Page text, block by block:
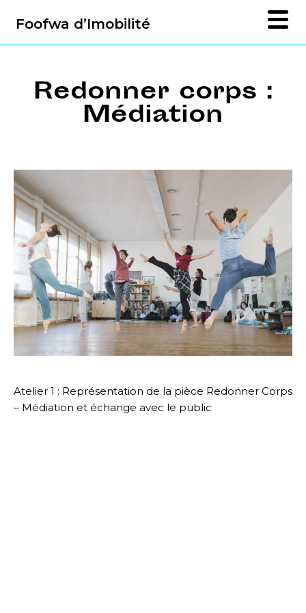
Foofwa d’Imobilité
Redonner corps :
Médiation
Atelier 1 : Représentation de la pièce Redonner Corps
– Médiation et échange avec le public